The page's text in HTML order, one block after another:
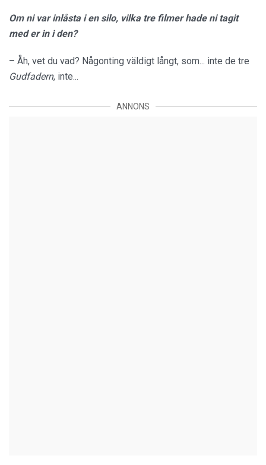
Om ni var inlåsta i en silo, vilka tre filmer hade ni tagit
med er in i den?
– Åh, vet du vad? Någonting väldigt långt, som... inte de tre
Gudfadern, inte...
ANNONS